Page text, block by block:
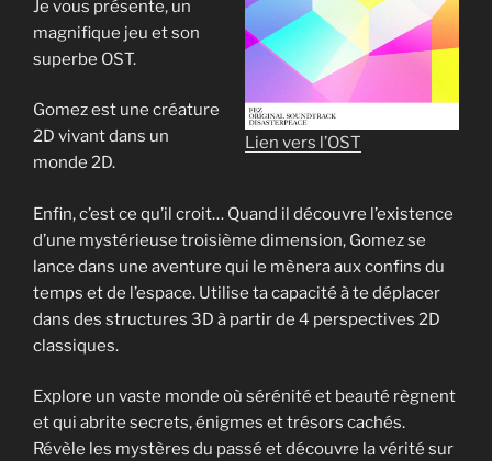
Lien vers l’OST
Je vous présente, un
magnifique jeu et son
superbe OST.
Gomez est une créature
2D vivant dans un
monde 2D.
Enfin, c’est ce qu’il croit… Quand il découvre l’existence
d’une mystérieuse troisième dimension, Gomez se
lance dans une aventure qui le mènera aux confins du
temps et de l’espace. Utilise ta capacité à te déplacer
dans des structures 3D à partir de 4 perspectives 2D
classiques.
Explore un vaste monde où sérénité et beauté règnent
et qui abrite secrets, énigmes et trésors cachés.
Révèle les mystères du passé et découvre la vérité sur